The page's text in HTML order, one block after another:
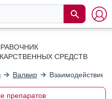
СРЕДСТВ
Валвир Взаимодействие
препаратов